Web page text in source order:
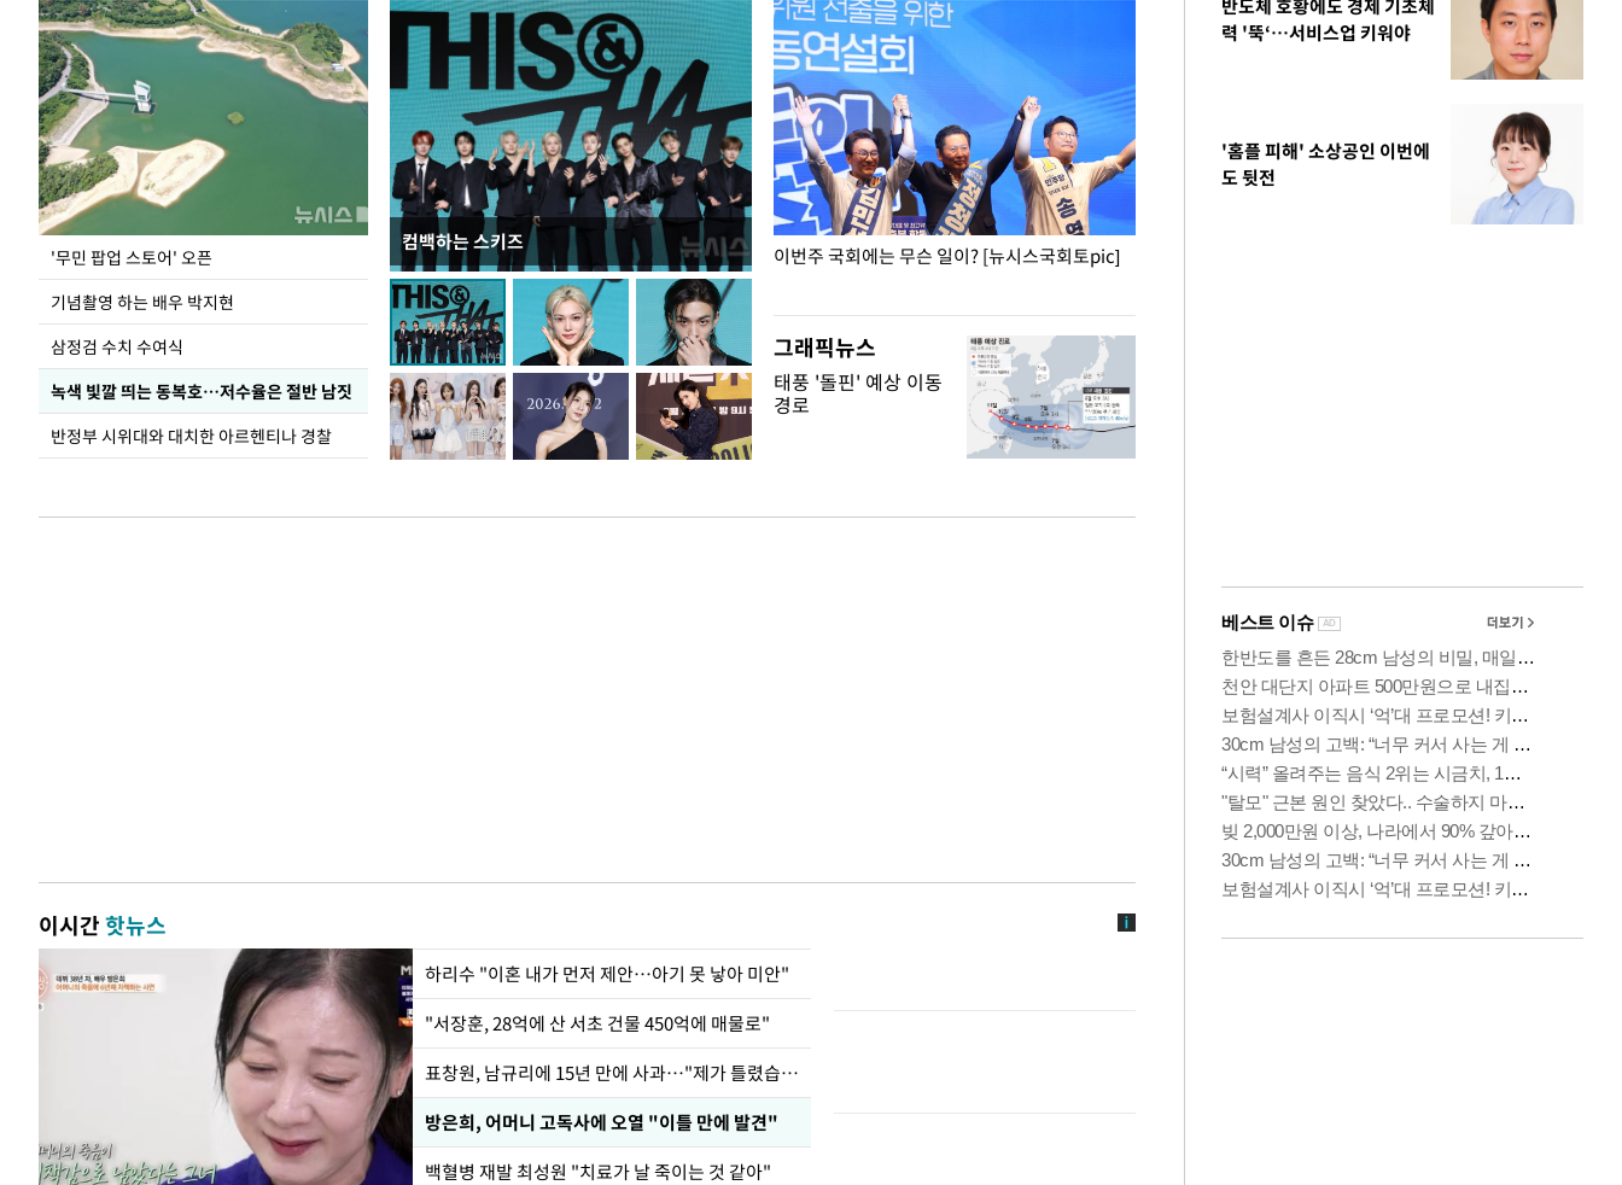
'무민 팝업 스토어' 오픈
기념촬영 하는 배우 박지현
삼정검 수치 수여식
녹색 빛깔 띄는 동복호…저수율은 절반 남짓
반정부 시위대와 대치한 아르헨티나 경찰
컴백하는 스키즈
이 대통령, 국가폭력 피해자에 위로·사과…"국가
가 책임지고 치유"
이번주 국회에는 무슨 일이? [뉴시스국회토pic]
그래픽뉴스
태풍 '돌핀' 예상 이동
경로
이시간핫뉴스
하리수 "이혼 내가 먼저 제안…아기 못 낳아 미안"
"서장훈, 28억에 산 서초 건물 450억에 매물로"
표창원, 남규리에 15년 만에 사과…"제가 틀렸습니다"
방은희, 어머니 고독사에 오열 "이틀 만에 발견"
백혈병 재발 최성원 "치료가 날 죽이는 것 같아"
반도체 호황에도 경제 기초체
력 '뚝‘…서비스업 키워야
'홈플 피해' 소상공인 이번에
도 뒷전